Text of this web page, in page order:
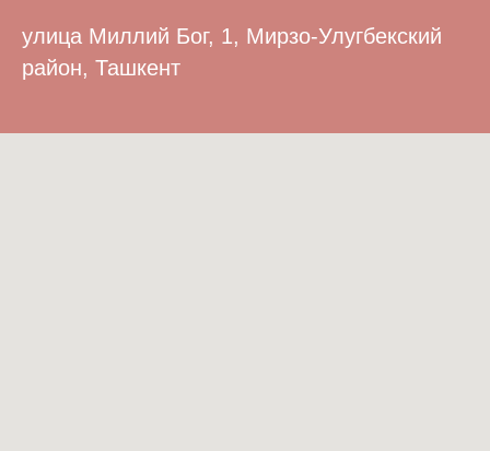
улица Миллий Бог, 1, Мирзо-Улугбекский
район, Ташкент